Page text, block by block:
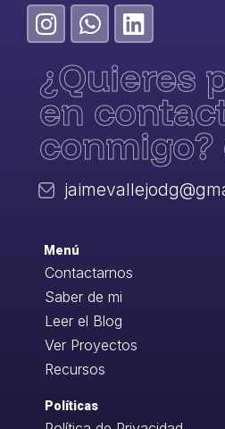
¿Quieres
en
conmigo?
Menú
Contactarnos
Saber de mi
Leer el Blog
Ver Proyectos
Recursos
Políticas